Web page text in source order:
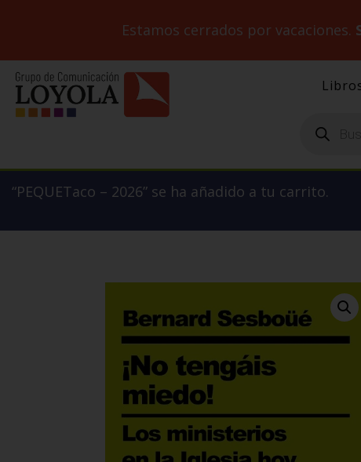
Estamos cerrados por vacaciones.
productos
“PEQUETaco – 2026” se ha añadido a tu carrito.